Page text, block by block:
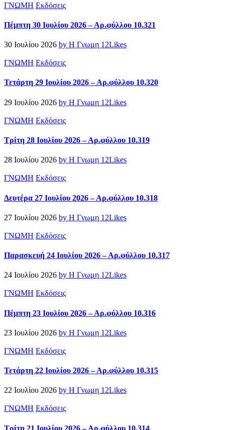
ΓΝΩΜΗ Εκδόσεις
Πέμπτη 30 Ιουλίου 2026 – Αρ.φύλλου 10.321
30 Ιουλίου 2026 by Η Γνωμη 12Likes
ΓΝΩΜΗ Εκδόσεις
Τετάρτη 29 Ιουλίου 2026 – Αρ.φύλλου 10.320
29 Ιουλίου 2026 by Η Γνωμη 12Likes
ΓΝΩΜΗ Εκδόσεις
Τρίτη 28 Ιουλίου 2026 – Αρ.φύλλου 10.319
28 Ιουλίου 2026 by Η Γνωμη 12Likes
ΓΝΩΜΗ Εκδόσεις
Δευτέρα 27 Ιουλίου 2026 – Αρ.φύλλου 10.318
27 Ιουλίου 2026 by Η Γνωμη 12Likes
ΓΝΩΜΗ Εκδόσεις
Παρασκευή 24 Ιουλίου 2026 – Αρ.φύλλου 10.317
24 Ιουλίου 2026 by Η Γνωμη 12Likes
ΓΝΩΜΗ Εκδόσεις
Πέμπτη 23 Ιουλίου 2026 – Αρ.φύλλου 10.316
23 Ιουλίου 2026 by Η Γνωμη 12Likes
ΓΝΩΜΗ Εκδόσεις
Τετάρτη 22 Ιουλίου 2026 – Αρ.φύλλου 10.315
22 Ιουλίου 2026 by Η Γνωμη 12Likes
ΓΝΩΜΗ Εκδόσεις
Τρίτη 21 Ιουλίου 2026 – Αρ.φύλλου 10.314